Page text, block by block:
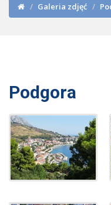
Galeria zdjęć
Podgora